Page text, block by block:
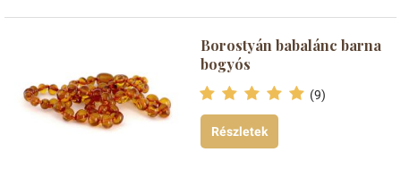
Borostyán babalánc barna
bogyós
(9)
Részletek